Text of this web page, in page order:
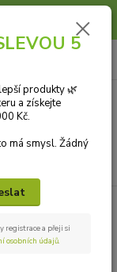
jim šetrnou péči s
sada – čaj +
5
produkty 🌿
a získejte
Kč.
má smysl. Žádný
registrace a přeji si
osobních údajů.